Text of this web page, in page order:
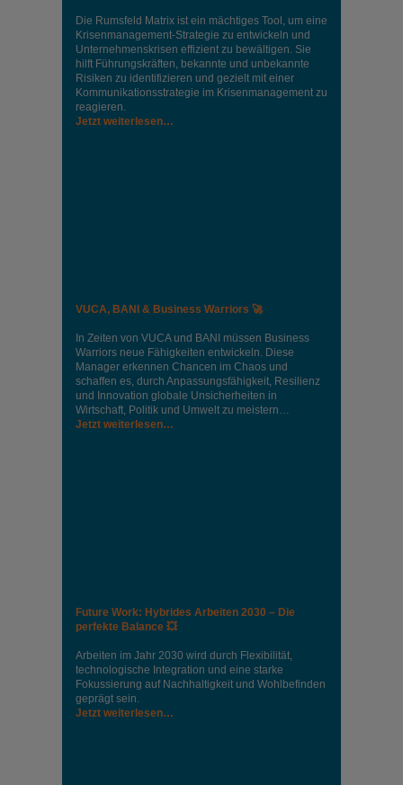
Die Rumsfeld Matrix ist ein mächtiges Tool, um eine
Krisenmanagement-Strategie zu entwickeln und
Unternehmenskrisen effizient zu bewältigen. Sie
hilft Führungskräften, bekannte und unbekannte
Risiken zu identifizieren und gezielt mit einer
Kommunikationsstrategie im Krisenmanagement zu
reagieren.
Jetzt weiterlesen…
VUCA, BANI & Business Warriors 🚀
In Zeiten von VUCA und BANI müssen Business
Warriors neue Fähigkeiten entwickeln. Diese
Manager erkennen Chancen im Chaos und
schaffen es, durch Anpassungsfähigkeit, Resilienz
und Innovation globale Unsicherheiten in
Wirtschaft, Politik und Umwelt zu meistern…
Jetzt weiterlesen…
Future Work: Hybrides Arbeiten 2030 – Die
perfekte Balance 💥
Arbeiten im Jahr 2030 wird durch Flexibilität,
technologische Integration und eine starke
Fokussierung auf Nachhaltigkeit und Wohlbefinden
geprägt sein.
Jetzt weiterlesen…